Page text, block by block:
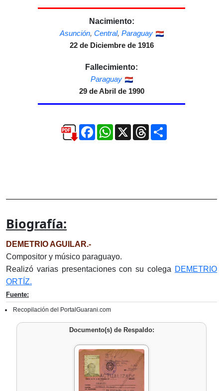
Nacimiento:
Asunción, Central, Paraguay
22 de Diciembre de 1916
Fallecimiento:
Paraguay
29 de Abril de 1990
FacebookWhatsApp
X ThreadsCompartir
Biografía:
DEMETRIO AGUILAR.-
Compositor y músico paraguayo.
Realizó varias presentaciones con su colega DEMETRIO
ORTÍZ.
Fuente:
Recopilación del PortalGuarani.com
Documento(s) de Respaldo: